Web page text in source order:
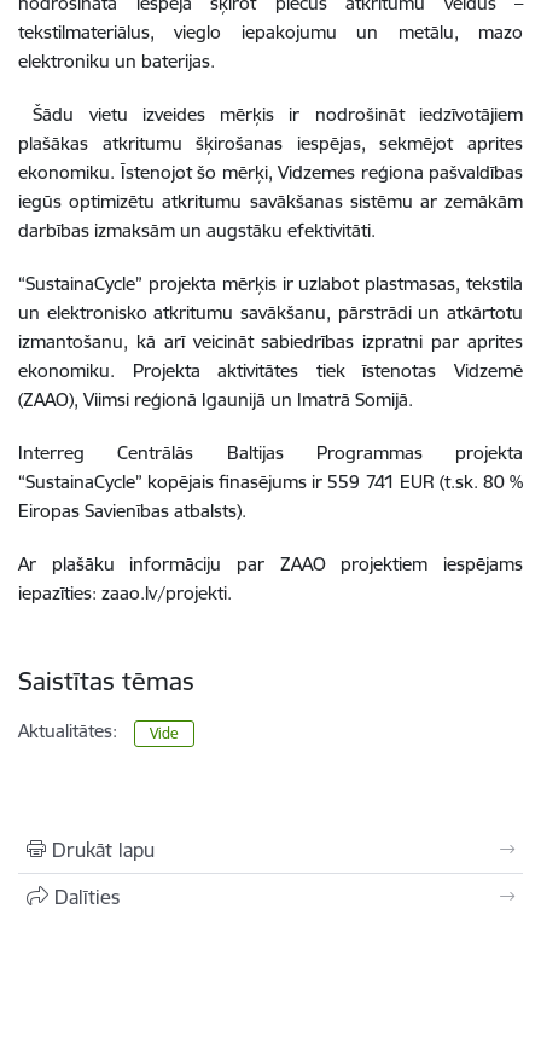
tekstilmateriālus, vieglo iepakojumu un metālu, mazo
elektroniku un baterijas.
Šādu vietu izveides mērķis ir nodrošināt iedzīvotājiem
plašākas atkritumu šķirošanas iespējas, sekmējot aprites
ekonomiku. Īstenojot šo mērķi, Vidzemes reģiona pašvaldības
iegūs optimizētu atkritumu savākšanas sistēmu ar zemākām
darbības izmaksām un augstāku efektivitāti.
“SustainaCycle” projekta mērķis ir uzlabot plastmasas, tekstila
un elektronisko atkritumu savākšanu, pārstrādi un atkārtotu
izmantošanu, kā arī veicināt sabiedrības izpratni par aprites
ekonomiku. Projekta aktivitātes tiek īstenotas Vidzemē
(ZAAO), Viimsi reģionā Igaunijā un Imatrā Somijā.
Interreg Centrālās Baltijas Programmas projekta
“SustainaCycle” kopējais finasējums ir 559 741 EUR (t.sk. 80 %
Eiropas Savienības atbalsts).
Ar plašāku informāciju par ZAAO projektiem iespējams
iepazīties: zaao.lv/projekti.
Saistītas tēmas
Aktualitātes: Vide
Drukāt lapu
Dalīties